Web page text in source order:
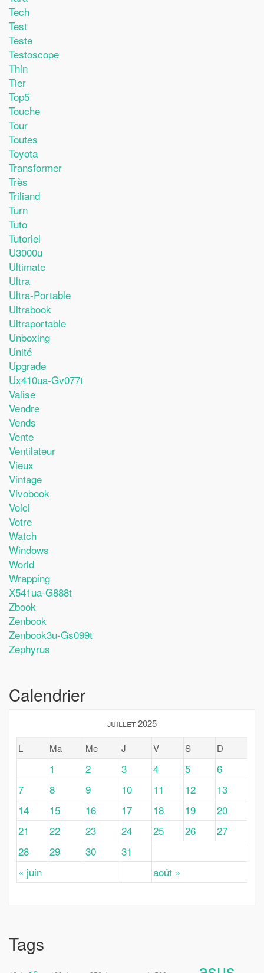
Tech
Test
Teste
Testoscope
Thin
Tier
Top5
Touche
Tour
Toutes
Toyota
Transformer
Très
Triliand
Turn
Tuto
Tutoriel
U3000u
Ultimate
Ultra
Ultra-Portable
Ultrabook
Ultraportable
Unboxing
Unité
Upgrade
Ux410ua-Gv077t
Valise
Vendre
Vends
Vente
Ventilateur
Vieux
Vintage
Vivobook
Voici
Votre
Watch
Windows
World
Wrapping
X541ua-G888t
Zbook
Zenbook
Zenbook3u-Gs099t
Zephyrus
Calendrier
juillet 2025
L
Ma Me J V S D
« juin août »
1 2 3 4 5
6
7
8 9 10 11 12
13
14
15 16 17 18 19
20
21
22 23 24 25 26
27
28
29 30 31
Tags